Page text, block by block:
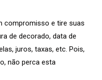
compromisso e tire suas
de decorado, data de
juros, taxas, etc. Pois,
não perca esta